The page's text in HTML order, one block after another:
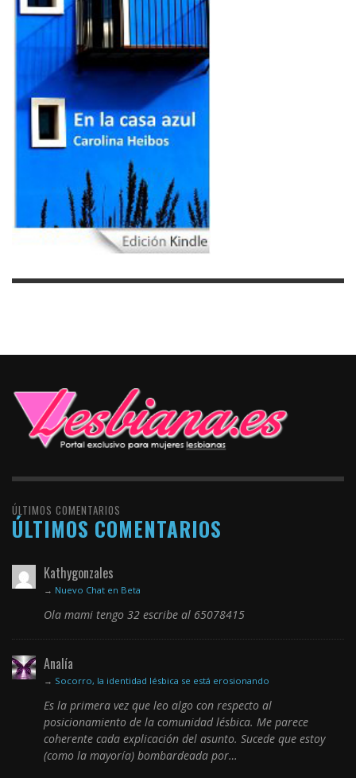
ÚLTIMOS COMENTARIOS
ÚLTIMOS COMENTARIOS
Kathygonzales
→ Nuevo Chat en Beta
Ola mami tengo 32 escribe al 65078415
Analía
→ Socorro, la identidad lésbica se está erosionando
Es la primera vez que leo algo con respecto al
posicionamiento de la comunidad lésbica. Me parece
coherente cada explicación del asunto. Sucede que estoy
(como la mayoría) bombardeada por…